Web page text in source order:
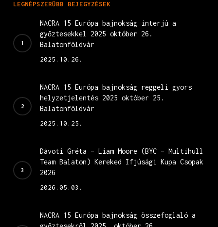
LEGNÉPSZERŰBB BEJEGYZÉSEK
NACRA 15 Európa bajnokság interjú a
győztesekkel 2025 október 26.
Balatonföldvár
2025.10.26.
NACRA 15 Európa bajnokság reggeli gyors
helyzetjelentés 2025 október 25.
Balatonföldvár
2025.10.25.
Dávoti Gréta – Liam Moore (BYC – Multihull
Team Balaton) Kereked Ifjúsági Kupa Csopak
2026
2026.05.03.
NACRA 15 Európa bajnokság összefoglaló a